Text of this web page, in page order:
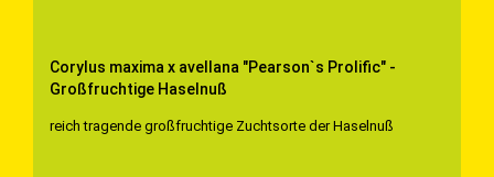
Corylus maxima x avellana "Pearson`s Prolific" -
Großfruchtige Haselnuß
reich tragende großfruchtige Zuchtsorte der Haselnuß